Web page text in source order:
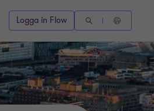
Logga in Flow